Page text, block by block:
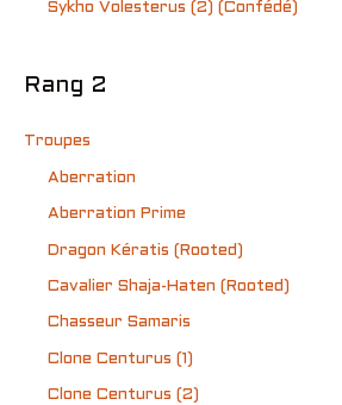
Sykho Volesterus (2) (Confédé)
Rang 2
Troupes
Aberration
Aberration Prime
Dragon Kératis (Rooted)
Cavalier Shaja-Haten (Rooted)
Chasseur Samaris
Clone Centurus (1)
Clone Centurus (2)